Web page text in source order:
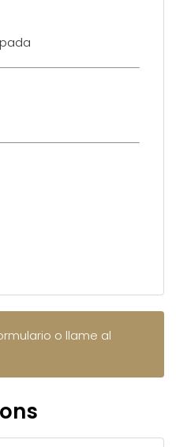
o llame al